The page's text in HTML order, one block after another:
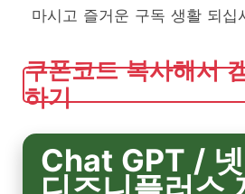
마시고 즐거운 구독 생활 되십
쿠폰코드 복사해서
하기
Chat GPT /